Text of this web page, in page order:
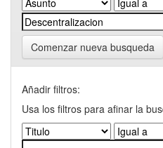
Comenzar nueva busqueda
Añadir filtros:
Usa los filtros para afinar la